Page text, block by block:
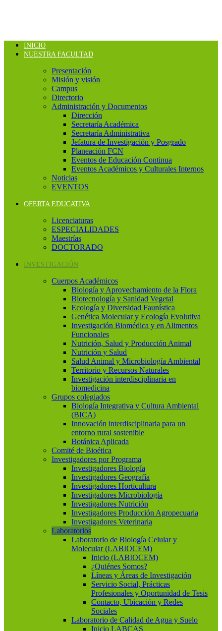
INICIO
NUESTRA FACULTAD
Presentación
Misión y visión
Campus
Directorio
Administración y Documentos
Dirección
Secretaría Académica
Secretaría Administrativa
Jefatura de Investigación y Posgrado
Planeación FCN
Eventos de Educación Continua
Eventos Académicos y Culturales Internos
Noticias
EVENTOS
OFERTA EDUCATIVA
Licenciaturas
ESPECIALIDADES
Maestrías
DOCTORADO
INVESTIGACIÓN
Cuerpos Académicos
Biología y Aprovechamiento de la Flora
Biotecnología y Sanidad Vegetal
Ecología y Diversidad Faunística
Genética Molecular y Ecología Evolutiva
Investigación Biomédica y en Alimentos
Funcionales
Nutrición, Salud y Producción Animal
Nutrición y Salud
Salud Animal y Microbiología Ambiental
Territorio y Recursos Naturales
Investigación interdisciplinaria en
biomedicina
Grupos colegiados
Biología Integrativa y Cultura Ambiental
(BICA)
Innovación interdisciplinaria para un
entorno rural sostenible
Botánica Aplicada
Comité de Bioética
Investigadores por Programa
Investigadores Biología
Investigadores Geografía
Investigadores Horticultura
Investigadores Microbiología
Investigadores Nutrición
Investigadores Producción Agropecuaria
Investigadores Veterinaria
Laboratorios
Laboratorio de Biología Celular y
Molecular (LABIOCEM)
Inicio (LABIOCEM)
¿Quiénes Somos?
Líneas y Áreas de Investigación
Servicio Social, Prácticas
Profesionales y Oportunidad de Tesis
Contacto, Ubicación y Redes
Sociales
Laboratorio de Calidad de Agua y Suelo
Inicio LABCAS